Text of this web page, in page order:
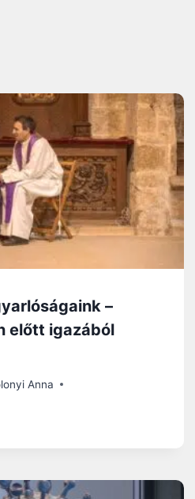
–
előtt igazából
Anna